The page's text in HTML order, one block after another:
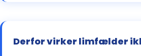
Derfor virker limfælder